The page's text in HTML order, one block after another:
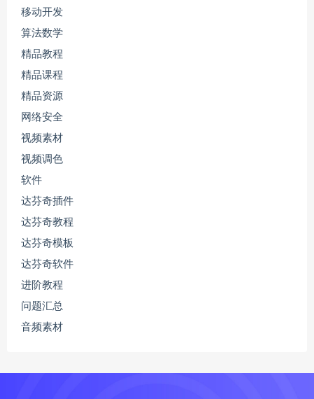
移动开发
算法数学
精品教程
精品课程
精品资源
网络安全
视频素材
视频调色
软件
达芬奇插件
达芬奇教程
达芬奇模板
达芬奇软件
进阶教程
问题汇总
音频素材